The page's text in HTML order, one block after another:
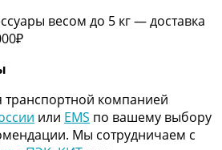
весом до 5 кг — доставка
транспортной компанией
или EMS по вашему выбору
Мы сотрудничаем с